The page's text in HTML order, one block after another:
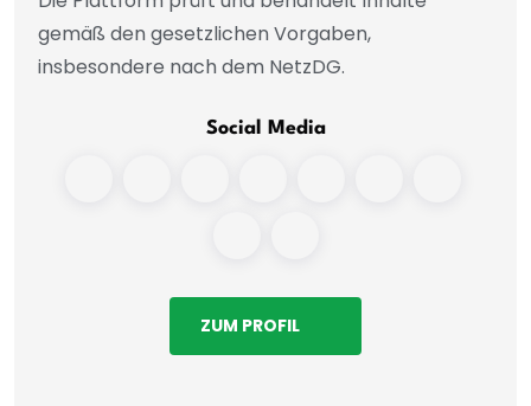
gemäß den gesetzlichen Vorgaben,
insbesondere nach dem NetzDG.
Social Media
ZUM PROFIL